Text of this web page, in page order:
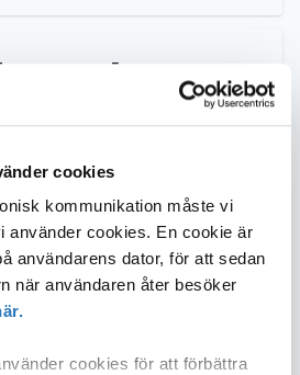
cookies
kommunikation måste vi
använder cookies. En cookie är
användarens dator, för att sedan
när användaren åter besöker
cookies för att förbättra
2023-04-12